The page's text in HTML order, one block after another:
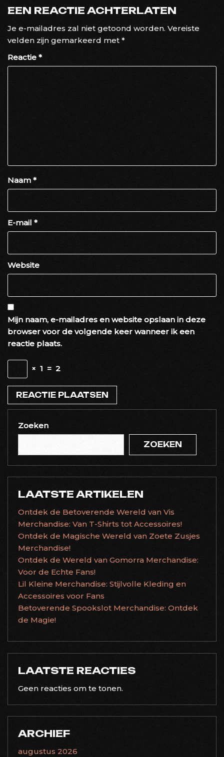
EEN REACTIE ACHTERLATEN
Je e-mailadres zal niet getoond worden. Vereiste
velden zijn gemarkeerd met *
Reactie *
Naam *
E-mail *
Website
Mijn naam, e-mailadres en website opslaan in deze
browser voor de volgende keer wanneer ik een
reactie plaats.
× 1 = 2
Zoeken
ZOEKEN
LAATSTE ARTIKELEN
Ontdek de Betoverende Wereld van Vis
Merchandise: Van T-Shirts tot Accessoires!
Ontdek de Magische Wereld van Zoete Zusjes
Merchandise!
Ontdek de Wereld van Gomorra Merchandise:
Voor de Echte Fans!
Lil Kleine Merchandise: Stijlvolle Kleding en
Accessoires voor Fans
Betoverende Spookslot Merchandise: Ontdek
de Magie!
LAATSTE REACTIES
Geen reacties om te tonen.
ARCHIEF
augustus 2026